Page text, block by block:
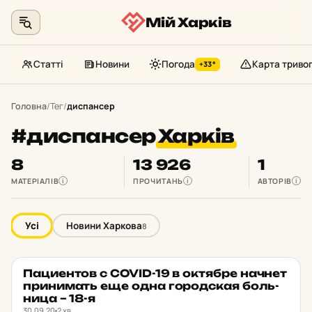
Мій Харків
Статті Новини Погода +33° Карта тривог
Головна/Тег/диспансер
#диспансерХарків
8
МАТЕРІАЛІВ i
13 926
ПРОЧИТАНЬ i
1
АВТОРІВ i
Усі Новини Харкова8
НОВИНИ ХАРКОВА ★ ОБРАНЕ
Па­ци­ен­тов с COVID-19 в ок­тяб­ре начнет
при­ни­мать еще одна го­род­ская боль­
ни­ца – 18-я